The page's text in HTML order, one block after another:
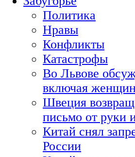
Политика
Нравы
Конфликты
Катастрофы
Во Львове
включая
Швеция
письмо от руки
Китай снял
России